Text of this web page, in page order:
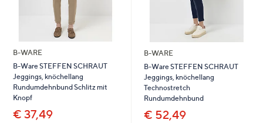
B-WARE
B-Ware STEFFEN SCHRAUT
Jeggings, knöchellang
Rundumdehnbund Schlitz mit
Knopf
€ 37,49
B-WARE
B-Ware STEFFEN SCHRAUT
Jeggings, knöchellang
Technostretch
Rundumdehnbund
€ 52,49